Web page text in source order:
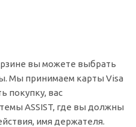
вы можете выбрать
Мы принимаем карты Visa
покупку, вас
ASSIST, где вы должны
имя держателя.